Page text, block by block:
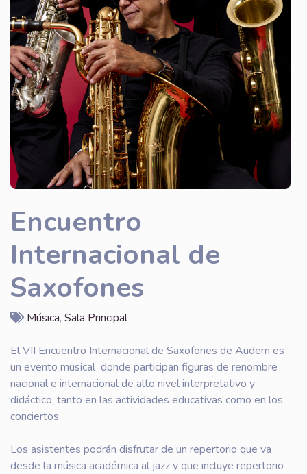
Encuentro
Internacional de
Saxofones
Música, Sala Principal
El VII Encuentro Internacional de Saxofones de Audem es
un evento musical donde participan figuras de renombre
nacional e internacional de alto nivel interpretativo y
didáctico, tanto en las actividades educativas como en los
conciertos.
Los asistentes podrán disfrutar de un repertorio que va
desde la música académica al jazz y que incluye repertorio